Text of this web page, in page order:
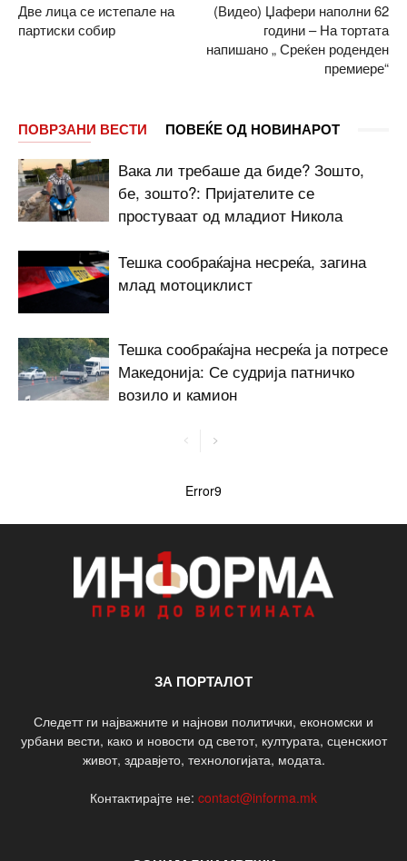
Две лица се истепале на
партиски собир
(Видео) Џафери наполни 62
години – На тортата
напишано „ Среќен роденден
премиере“
ПОВРЗАНИ ВЕСТИ ПОВЕЌЕ ОД НОВИНАРОТ
Вака ли требаше да биде? Зошто,
бе, зошто?: Пријателите се
простуваат од младиот Никола
Тешка сообраќајна несреќа, загина
млад мотоциклист
Тешка сообраќајна несреќа ја потресе
Македонија: Се судрија патничко
возило и камион
Error9
ЗА ПОРТАЛОТ
Следетт ги најважните и најнови политички, економски и
урбани вести, како и новости од светот, културата, сценскиот
живот, здравјето, технологијата, модата.
Контактирајте не: contact@informa.mk